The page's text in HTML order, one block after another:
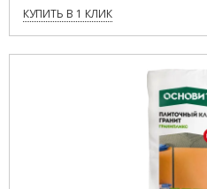
КУПИТЬ В 1 КЛИК